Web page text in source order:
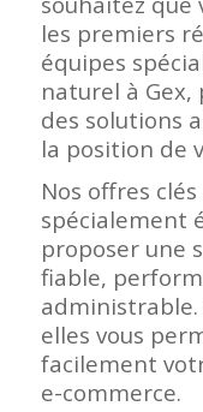
les premiers
équipes
naturel à
des solutions
la position de
Nos offres
spécialement
proposer une
fiable,
administrable.
elles vous
facilement
e-commerce.